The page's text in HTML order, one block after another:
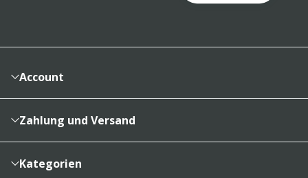
Account
Konto
Merkzettel
Sendungsverfolgung
Zahlung und Versand
Vertragsabschluss
Lieferinformationen
Kategorien